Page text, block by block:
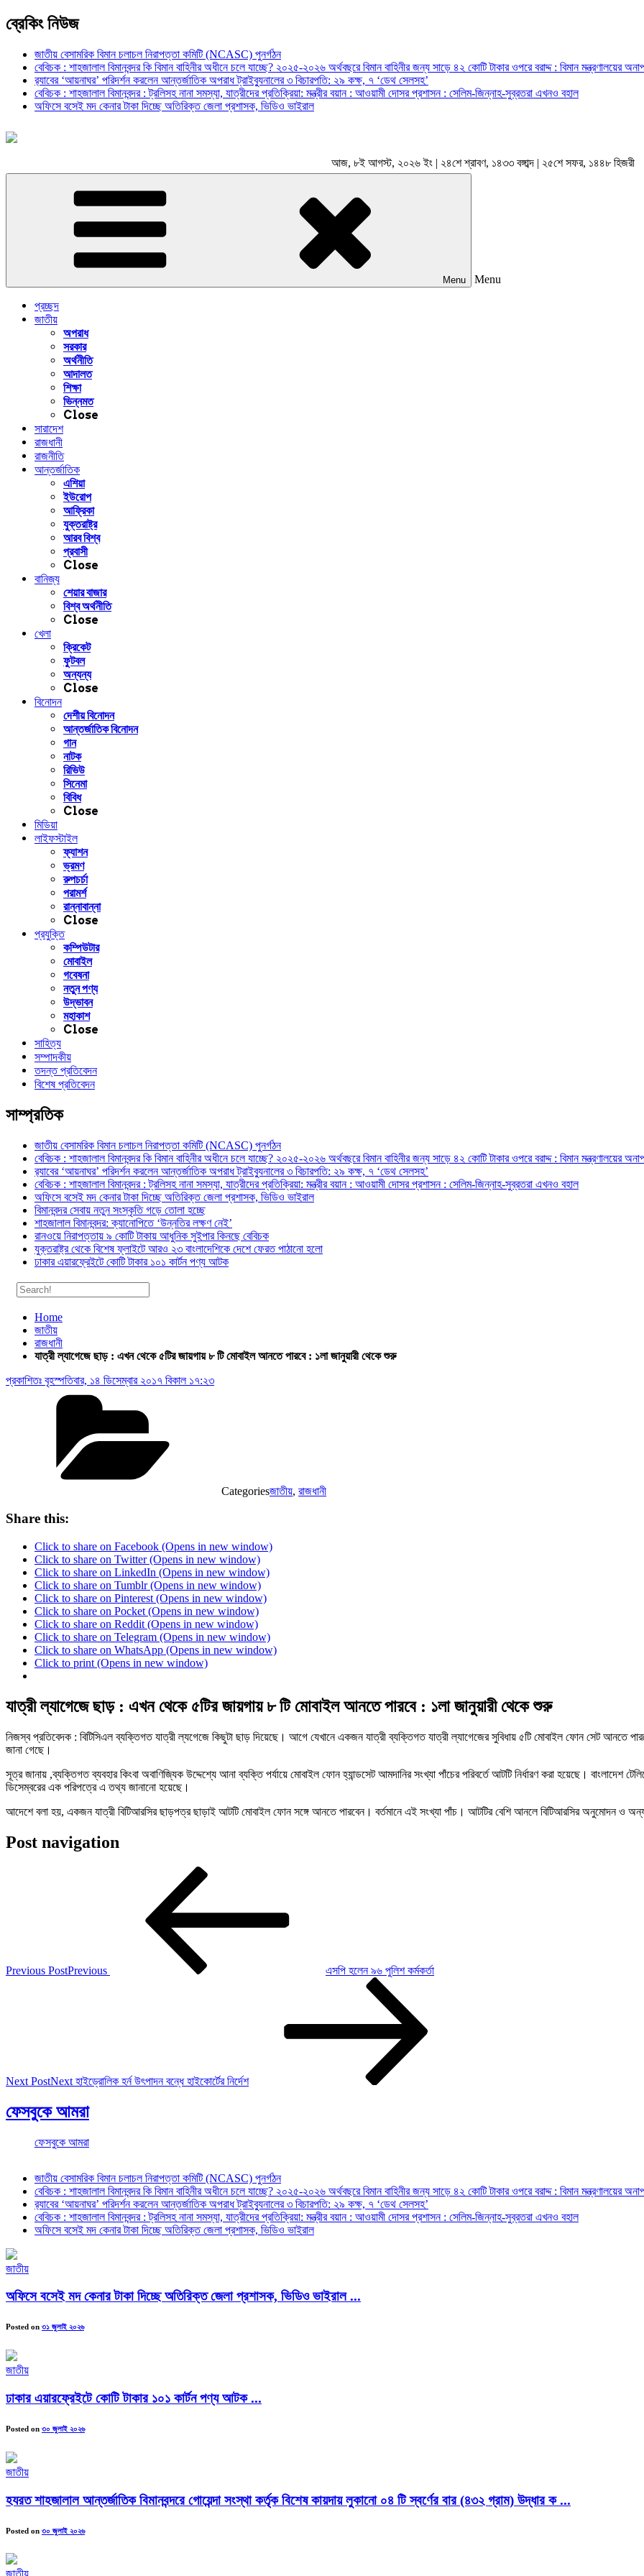
ব্রেকিং নিউজ
জাতীয় বেসামরিক বিমান চলাচল নিরাপত্তা কমিটি (NCASC) পুনর্গঠন
বেবিচক : শাহজালাল বিমানবন্দর কি বিমান বাহিনীর অধীনে চলে যাচ্ছে? ২০২৫-২০২৬ অর্থবছরে বিমান বাহিনীর জন্য সাড়ে ৪২ কোটি টাকার ওপরে বরাদ্দ : বিমান মন্ত্রণালয়ের
র‍্যাবের ‘আয়নাঘর’ পরিদর্শন করলেন আন্তর্জাতিক অপরাধ ট্রাইব্যুনালের ৩ বিচারপতি: ২৯ কক্ষ, ৭ ‘ডেথ সেলসহ’
বেবিচক : শাহজালাল বিমানবন্দর : ট্রলিসহ নানা সমস্যা, যাত্রীদের প্রতিক্রিয়া: মন্ত্রীর বয়ান : আওয়ামী দোসর প্রশাসন : সেলিম-জিন্নাহ-সুব্রতরা এখনও বহাল
অফিসে বসেই মদ কেনার টাকা দিচ্ছে অতিরিক্ত জেলা প্রশাসক, ভিডিও ভাইরাল
আজ, ৮ই আগস্ট, ২০২৬ ইং | ২৪শে শ্রাবণ, ১৪৩৩ বঙ্গাব্দ | ২৫শে সফর, ১৪৪৮ হিজরী
Menu Menu
প্রচ্ছদ
জাতীয়
অপরাধ
সরকার
অর্থনীতি
আদালত
শিক্ষা
ভিন্নমত
Close
সারাদেশ
রাজধানী
রাজনীতি
আন্তর্জাতিক
এশিয়া
ইউরোপ
আফ্রিকা
যুক্তরাষ্ট্র
আরব বিশ্ব
প্রবাসী
Close
বানিজ্য
শেয়ার বাজার
বিশ্ব অর্থনীতি
Close
খেলা
ক্রিকেট
ফুটবল
অন্যন্য
Close
বিনোদন
দেশীয় বিনোদন
আন্তর্জাতিক বিনোদন
গান
নাটক
রিভিউ
সিনেমা
বিবিধ
Close
মিডিয়া
লাইফস্টাইল
ফ্যাশন
ভ্রমণ
রুপচর্চা
পরামর্শ
রান্নাবান্না
Close
প্রযুক্তি
কম্পিউটার
মোবাইল
গবেষনা
নতুন পণ্য
উদ্ভাবন
মহাকাশ
Close
সাহিত্য
সম্পাদকীয়
তদন্ত প্রতিবেদন
বিশেষ প্রতিবেদন
সাম্প্রতিক
জাতীয় বেসামরিক বিমান চলাচল নিরাপত্তা কমিটি (NCASC) পুনর্গঠন
বেবিচক : শাহজালাল বিমানবন্দর কি বিমান বাহিনীর অধীনে চলে যাচ্ছে? ২০২৫-২০২৬ অর্থবছরে বিমান বাহিনীর জন্য সাড়ে ৪২ কোটি টাকার ওপরে বরাদ্দ : বিমান মন্ত্রণালয়ের
র‍্যাবের ‘আয়নাঘর’ পরিদর্শন করলেন আন্তর্জাতিক অপরাধ ট্রাইব্যুনালের ৩ বিচারপতি: ২৯ কক্ষ, ৭ ‘ডেথ সেলসহ’
বেবিচক : শাহজালাল বিমানবন্দর : ট্রলিসহ নানা সমস্যা, যাত্রীদের প্রতিক্রিয়া: মন্ত্রীর বয়ান : আওয়ামী দোসর প্রশাসন : সেলিম-জিন্নাহ-সুব্রতরা এখনও বহাল
অফিসে বসেই মদ কেনার টাকা দিচ্ছে অতিরিক্ত জেলা প্রশাসক, ভিডিও ভাইরাল
বিমানবন্দর সেবায় নতুন সংস্কৃতি গড়ে তোলা হচ্ছে
শাহজালাল বিমানবন্দর: ক্যানোপিতে ‘উন্নতির লক্ষণ নেই’
রানওয়ে নিরাপত্তায় ৯ কোটি টাকায় আধুনিক সুইপার কিনছে বেবিচক
যুক্তরাষ্ট্র থেকে বিশেষ ফ্লাইটে আরও ২৩ বাংলাদেশিকে দেশে ফেরত পাঠানো হলো
ঢাকার এয়ারফ্রেইটে কোটি টাকার ১০১ কার্টন পণ্য আটক
Home
জাতীয়
রাজধানী
যাত্রী ল্যাগেজে ছাড় : এখন থেকে ৫টির জায়গায় ৮ টি মোবাইল আনতে পারবে : ১লা জানুয়ারী থেকে শুরু
প্রকাশিতঃ বৃহস্পতিবার, ১৪ ডিসেম্বার ২০১৭ বিকাল ১৭:২৩
Categoriesজাতীয়, রাজধানী
Share this:
Click to share on Facebook (Opens in new window)
Click to share on Twitter (Opens in new window)
Click to share on LinkedIn (Opens in new window)
Click to share on Tumblr (Opens in new window)
Click to share on Pinterest (Opens in new window)
Click to share on Pocket (Opens in new window)
Click to share on Reddit (Opens in new window)
Click to share on Telegram (Opens in new window)
Click to share on WhatsApp (Opens in new window)
Click to print (Opens in new window)
যাত্রী ল্যাগেজে ছাড় : এখন থেকে ৫টির জায়গায় ৮ টি মোবাইল আনতে পারবে : ১লা জানুয়ারী থেকে শুরু
নিজস্ব প্রতিবেদক : বিটিসিএল ব্যক্তিগত যাত্রী ল্যগেজে কিছুটা ছাড় দিয়েছে। আগে যেখানে একজন যাত্রী ব্যক্তিগত যাত্রী ল্যাগেজের সুবিধায় ৫টি মোবাইল ফোন সেট আনতে
জানা গেছে।
সূত্র জানায় ,ব্যক্তিগত ব্যবহার কিংবা অবাণিজ্যিক ‍উদ্দেশ্যে আনা ব্যক্তি পর্যায়ে মোবাইল ফোন হ্যান্ডসেট আমদানির সংখ্যা পাঁচের পরিবর্তে আটটি নির্ধারণ করা হয়েছে। বাংলাদেশ
ডিসেম্বরের এক পরিপত্রে এ তথ্য জানানো হয়েছে।
আদেশে বলা হয়, একজন যাত্রী বিটিআরসির ছাড়পত্র ছাড়াই আটটি মোবাইল ফোন সঙ্গে আনতে পারবেন। বর্তমানে এই সংখ্যা পাঁচ। আটটির বেশি আনলে বিটিআরসির অনুমোদন ও
Post navigation
Previous PostPrevious এসপি হলেন ৯৬ পুলিশ কর্মকর্তা
Next PostNext হাইড্রোলিক হর্ন উৎপাদন বন্ধে হাইকোর্টের নির্দেশ
ফেসবুকে আমরা
ফেসবুকে আমরা
জাতীয় বেসামরিক বিমান চলাচল নিরাপত্তা কমিটি (NCASC) পুনর্গঠন
বেবিচক : শাহজালাল বিমানবন্দর কি বিমান বাহিনীর অধীনে চলে যাচ্ছে? ২০২৫-২০২৬ অর্থবছরে বিমান বাহিনীর জন্য সাড়ে ৪২ কোটি টাকার ওপরে বরাদ্দ : বিমান মন্ত্রণালয়ের
র‍্যাবের ‘আয়নাঘর’ পরিদর্শন করলেন আন্তর্জাতিক অপরাধ ট্রাইব্যুনালের ৩ বিচারপতি: ২৯ কক্ষ, ৭ ‘ডেথ সেলসহ’
বেবিচক : শাহজালাল বিমানবন্দর : ট্রলিসহ নানা সমস্যা, যাত্রীদের প্রতিক্রিয়া: মন্ত্রীর বয়ান : আওয়ামী দোসর প্রশাসন : সেলিম-জিন্নাহ-সুব্রতরা এখনও বহাল
অফিসে বসেই মদ কেনার টাকা দিচ্ছে অতিরিক্ত জেলা প্রশাসক, ভিডিও ভাইরাল
জাতীয়
অফিসে বসেই মদ কেনার টাকা দিচ্ছে অতিরিক্ত জেলা প্রশাসক, ভিডিও ভাইরাল ...
Posted on ৩১ জুলাই ২০২৬
জাতীয়
ঢাকার এয়ারফ্রেইটে কোটি টাকার ১০১ কার্টন পণ্য আটক ...
Posted on ৩০ জুলাই ২০২৬
জাতীয়
হযরত শাহজালাল আন্তর্জাতিক বিমানবন্দরে গোয়েন্দা সংস্থা কর্তৃক বিশেষ কায়দায় লুকানো ০৪ টি স্বর্ণের বার (৪৩২ গ্রাম) উদ্ধার ক ...
Posted on ৩০ জুলাই ২০২৬